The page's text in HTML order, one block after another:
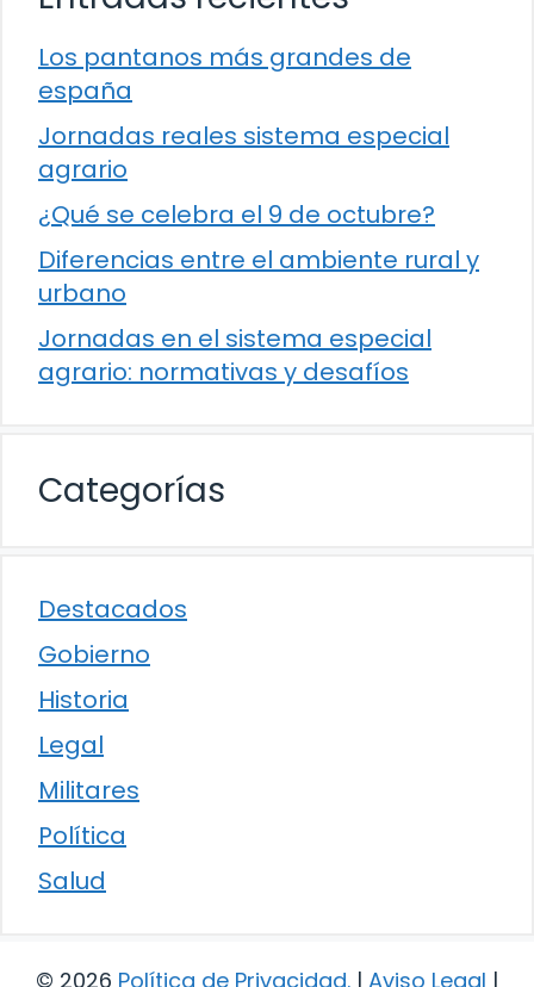
Los pantanos más grandes de
españa
Jornadas reales sistema especial
agrario
¿Qué se celebra el 9 de octubre?
Diferencias entre el ambiente rural y
urbano
Jornadas en el sistema especial
agrario: normativas y desafíos
Categorías
Destacados
Gobierno
Historia
Legal
Militares
Política
Salud
© 2026 Política de Privacidad. | Aviso Legal |